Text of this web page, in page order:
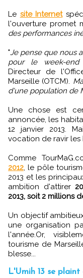
Le site Internet
l'ouverture promet
des performances
"Je pense que nous
pour le week-end
Directeur de
Marseille (OTCM).
d'une population de
Une chose est
annoncée, les
12 janvier 2013.
vocation de ravir les
Comme
2012, le pôle
2013 et les
ambition d'attirer
2013, soit 2 millions
Un objectif
une organisation
l'année.Or,
tourisme de
blesse...
L'Umih 13 se